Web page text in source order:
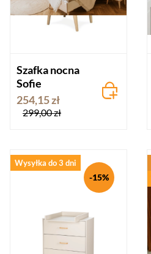
Szafka nocna
Sofie
254,15 zł
299,00 zł
Wysyłka do 3 dni
-15%